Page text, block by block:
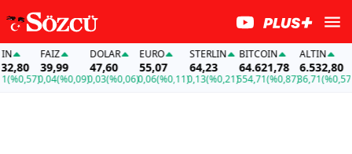
FAİZ
39,99
0,04(%0,09)
DOLAR
47,60
0,03(%0,06)
EURO
55,07
0,06(%0,11)
STERLIN
64,23
0,13(%0,21)
BITCOIN
64.621,78
554,71(%0,87)
ALTIN
6.532,80
36,71(%0,57)